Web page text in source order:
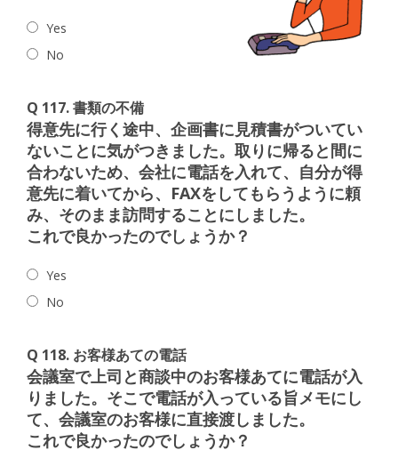
Yes
No
Q 117. 書類の不備
得意先に行く途中、企画書に見積書がついてい
ないことに気がつきました。取りに帰ると間に
合わないため、会社に電話を入れて、自分が得
意先に着いてから、FAXをしてもらうように頼
み、そのまま訪問することにしました。
これで良かったのでしょうか？
Yes
No
Q 118. お客様あての電話
会議室で上司と商談中のお客様あてに電話が入
りました。そこで電話が入っている旨メモにし
て、会議室のお客様に直接渡しました。
これで良かったのでしょうか？